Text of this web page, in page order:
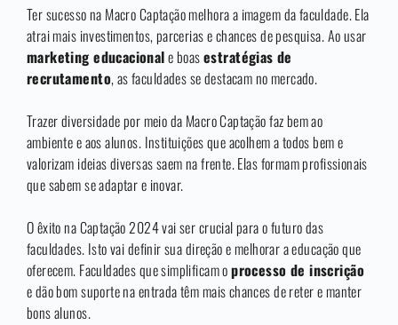
Ter sucesso na Macro Captação melhora a imagem da faculdade. Ela
atrai mais investimentos, parcerias e chances de pesquisa. Ao usar
marketing educacionale boasestratégias de
recrutamento, as faculdades se destacam no mercado.
Trazer diversidade por meio da Macro Captação faz bem ao
ambiente e aos alunos. Instituições que acolhem a todos bem e
valorizam ideias diversas saem na frente. Elas formam profissionais
que sabem se adaptar e inovar.
O êxito na Captação 2024 vai ser crucial para o futuro das
faculdades. Isto vai definir sua direção e melhorar a educação que
oferecem. Faculdades que simplificam oprocesso de inscrição
e dão bom suporte na entrada têm mais chances de reter e manter
bons alunos.